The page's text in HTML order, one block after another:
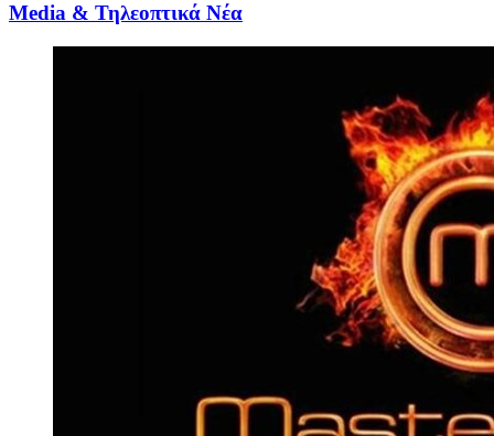
Media & Τηλεοπτικά Νέα